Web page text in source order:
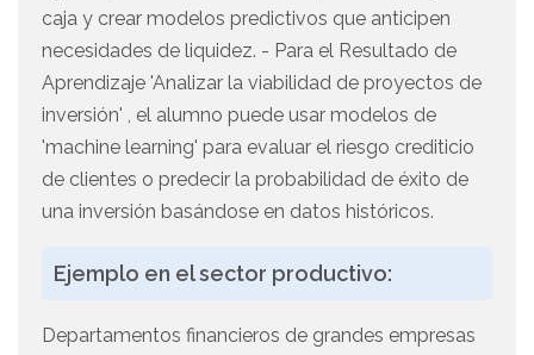
caja y crear modelos predictivos que anticipen
necesidades de liquidez. - Para el Resultado de
Aprendizaje 'Analizar la viabilidad de proyectos de
inversión' , el alumno puede usar modelos de
'machine learning' para evaluar el riesgo crediticio
de clientes o predecir la probabilidad de éxito de
una inversión basándose en datos históricos.
Ejemplo en el sector productivo:
Departamentos financieros de grandes empresas